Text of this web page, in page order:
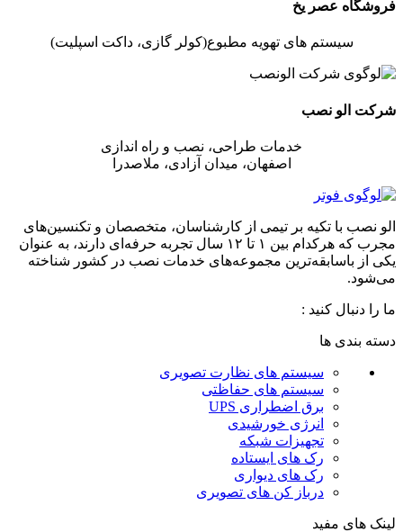
فروشگاه عصر یخ
سیستم های تهویه مطبوع(کولر گازی، داکت اسپلیت)
شرکت الو نصب
خدمات طراحی، نصب و راه اندازی
اصفهان، میدان آزادی، ملاصدرا
الو نصب با تکیه بر تیمی از کارشناسان، متخصصان و تکنسین‌های
مجرب که هرکدام بین ۱ تا ۱۲ سال تجربه حرفه‌ای دارند، به عنوان
یکی از باسابقه‌ترین مجموعه‌های خدمات نصب در کشور شناخته
می‌شود.
ما را دنبال کنید :
دسته بندی ها
سیستم های نظارت تصویری
سیستم های حفاظتی
برق اضطراری UPS
انرژی خورشیدی
تجهیزات شبکه
رک های ایستاده
رک های دیواری
درباز کن های تصویری
لینک های مفید